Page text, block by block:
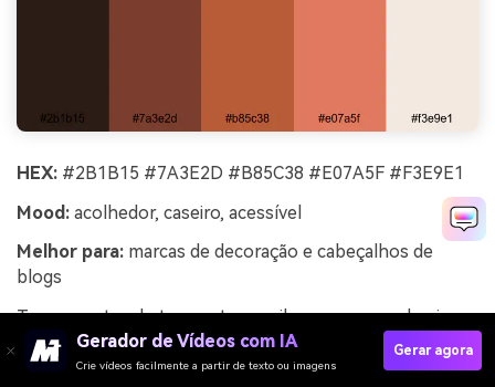
HEX: #2B1B15 #7A3E2D #B85C38 #E07A5F #F3E9E1
Mood: acolhedor, caseiro, acessível
Melhor para: marcas de decoração e cabeçalhos de
blogs
Tons quentes de terracota e argila evocam uma lareira
aconchegante, cerâmicas feitas à mão e domingos
tranquilos. Essa combinação funciona para marcas de
Gerador de Vídeos com IA
Crie vídeos facilmente a partir de texto ou imagens
Gerar agora